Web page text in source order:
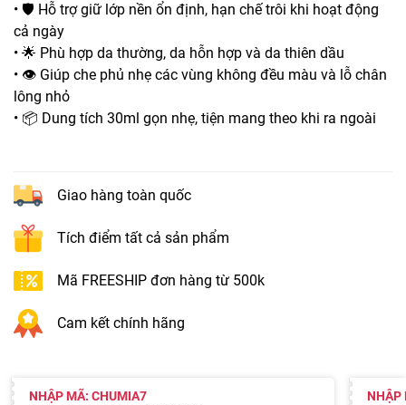
• 🛡️ Hỗ trợ giữ lớp nền ổn định, hạn chế trôi khi hoạt động
cả ngày
• 🌟 Phù hợp da thường, da hỗn hợp và da thiên dầu
• 👁️ Giúp che phủ nhẹ các vùng không đều màu và lỗ chân
lông nhỏ
• 📦 Dung tích 30ml gọn nhẹ, tiện mang theo khi ra ngoài
Giao hàng toàn quốc
Tích điểm tất cả sản phẩm
Mã FREESHIP đơn hàng từ 500k
Cam kết chính hãng
NHẬP MÃ: CHUMIA7 NHẬP